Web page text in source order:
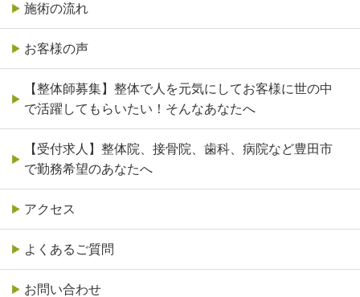
施術の流れ
お客様の声
【整体師募集】整体で人を元気にしてお客様に世の中
で活躍してもらいたい！そんなあなたへ
【受付求人】整体院、接骨院、歯科、病院など豊田市
で勤務希望のあなたへ
アクセス
よくあるご質問
お問い合わせ